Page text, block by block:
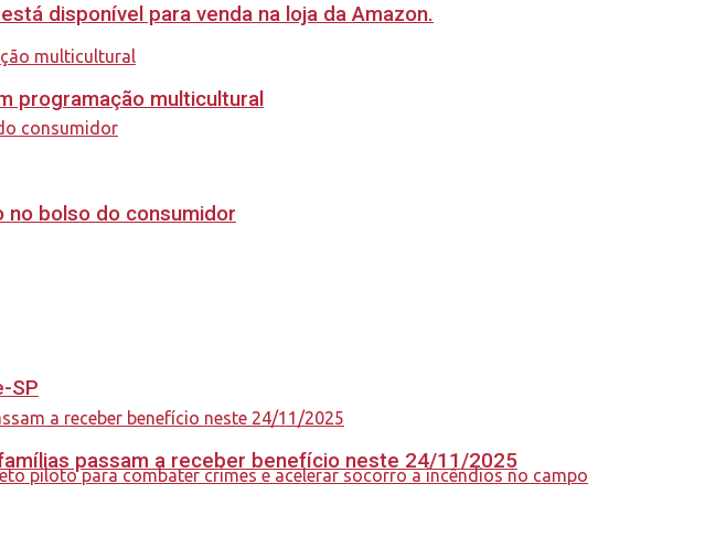
no bolso do consumidor
SP
está disponível para venda na loja da Amazon.
programação multicultural
passam a receber benefício neste 24/11/2025